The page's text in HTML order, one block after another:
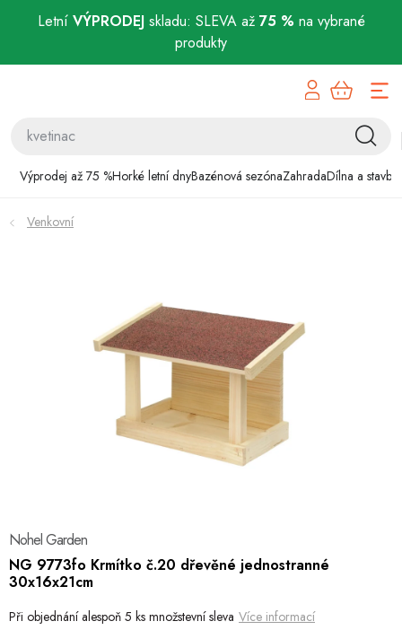
Letní VÝPRODEJskladu: SLEVA až 75 % na vybrané
produkty
Výprodej až 75 %Horké letní dnyBazénová sezónaZahradaDílna a stavba
Bazénová sezóna
Zahrada
Chovatelské potřeby
Dětské zboží a hračky
World Cleanup Day
Akční ceny
Venkovní
Nohel Garden
NG 9773fo Krmítko č.20 dřevěné jednostranné
30x16x21cm
Při objednání alespoň 5 ks množstevní sleva Více informací